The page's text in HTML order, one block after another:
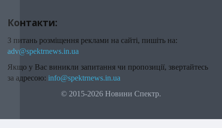
Контакти:
З питань розміщення реклами на сайті, пишіть на:
adv@spektrnews.in.ua
Якщо у Вас виникли запитання чи пропозиції, звертайтесь
за адресою: info@spektrnews.in.ua
© 2015-2026 Новини Спектр.